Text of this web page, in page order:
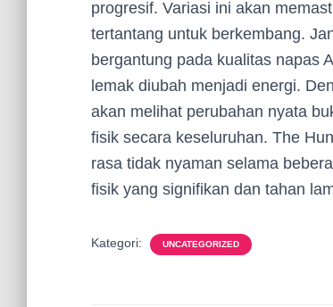
progresif. Variasi ini akan
tertantang untuk berkembang.
bergantung pada kualitas napas
lemak diubah menjadi energi.
akan melihat perubahan nyata
fisik secara keseluruhan. The
rasa tidak nyaman selama
fisik yang signifikan dan tahan
Kategori: UNCATEGORIZED